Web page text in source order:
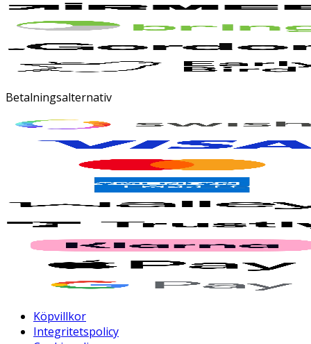
Betalningsalternativ
Köpvillkor
Integritetspolicy